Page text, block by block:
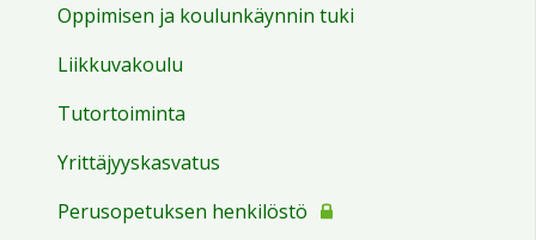
Oppimisen ja koulunkäynnin tuki
Liikkuvakoulu
Tutortoiminta
Yrittäjyyskasvatus
Perusopetuksen henkilöstö